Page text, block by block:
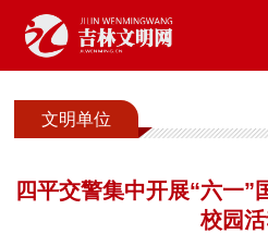
文明单位
四平交警集中开展“六一”
校园